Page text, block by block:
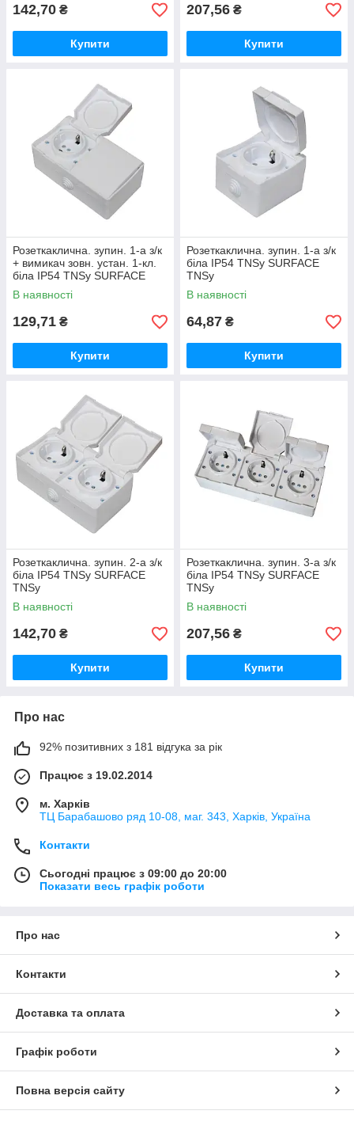
142,70 ₴
Купити
207,56 ₴
Купити
Розеткаклична. зупин. 1-а з/к
+ вимикач зовн. устан. 1-кл.
біла IP54 TNSy SURFACE
TNSy
В наявності
129,71 ₴
Купити
Розеткаклична. зупин. 1-а з/к
біла IP54 TNSy SURFACE
TNSy
В наявності
64,87 ₴
Купити
Розеткаклична. зупин. 2-а з/к
біла IP54 TNSy SURFACE
TNSy
В наявності
142,70 ₴
Купити
Розеткаклична. зупин. 3-а з/к
біла IP54 TNSy SURFACE
TNSy
В наявності
207,56 ₴
Купити
Про нас
92% позитивних з 181 відгука за рік
Працює з 19.02.2014
м. Харків
ТЦ Барабашово ряд 10-08, маг. 343, Харків, Україна
Контакти
Сьогодні працює з 09:00 до 20:00
Показати весь графік роботи
Про нас
Контакти
Доставка та оплата
Графік роботи
Повна версія сайту